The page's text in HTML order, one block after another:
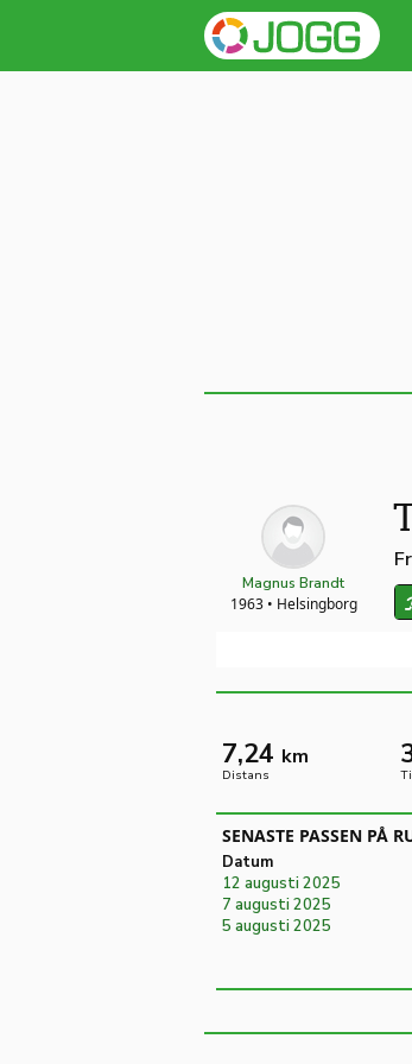
Magnus Brandt
1963 • Helsingborg
7,24 km
Distans
SENASTE PASSEN PÅ
Datum
12 augusti 2025
7 augusti 2025
5 augusti 2025